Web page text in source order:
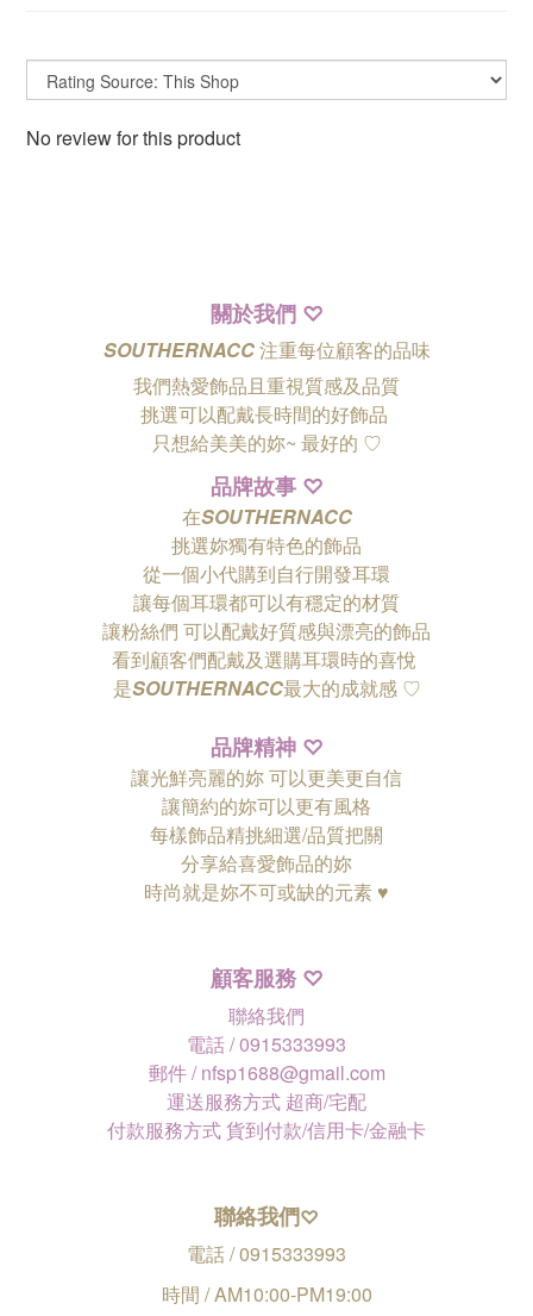
No review for this product
關於我們 ♡
SOUTHERNACC注重每位顧客的品味
我們熱愛飾品且重視質感及品質
挑選可以配戴長時間的好飾品
只想給美美的妳~ 最好的 ♡
品牌故事 ♡
在SOUTHERNACC
挑選妳獨有特色的飾品
從一個小代購到自行開發耳環
讓每個耳環都可以有穩定的材質
讓粉絲們 可以配戴好質感與漂亮的飾品
看到顧客們配戴及選購耳環時的喜悅
是SOUTHERNACC最大的成就感 ♡
品牌精神 ♡
讓光鮮亮麗的妳 可以更美更自信
讓簡約的妳可以更有風格
每樣飾品精挑細選/品質把關
分享給喜愛飾品的妳
時尚就是妳不可或缺的元素 ♥
顧客服務 ♡
聯絡我們
電話 / 0915333993
郵件 / nfsp1688@gmail.com
運送服務方式 超商/宅配
付款服務方式 貨到付款/信用卡/金融卡
聯絡我們♡
電話 / 0915333993
時間 / AM10:00-PM19:00